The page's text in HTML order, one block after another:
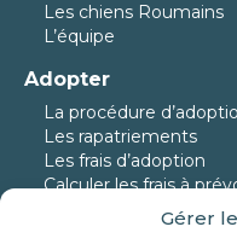
Gérer
Les chiens Roumains
L’équipe
Adopter
La procédure
Les rapatriements
Les frais d’adoption
Calculer les frais à
Nos protégés